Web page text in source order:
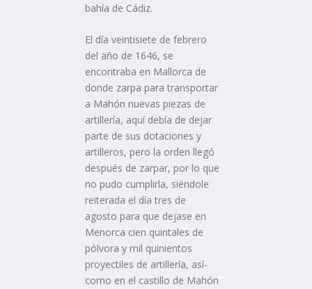
bahí­a de Cádiz.
El dí­a veintisiete de febrero
del año de 1646, se
encontraba en Mallorca de
donde zarpa para transportar
a Mahón nuevas piezas de
artillerí­a, aquí­ debí­a de dejar
parte de sus dotaciones y
artilleros, pero la orden llegó
después de zarpar, por lo que
no pudo cumplirla, siéndole
reiterada el dí­a tres de
agosto para que dejase en
Menorca cien quintales de
pólvora y mil quinientos
proyectiles de artillerí­a, así­
como en el castillo de Mahón